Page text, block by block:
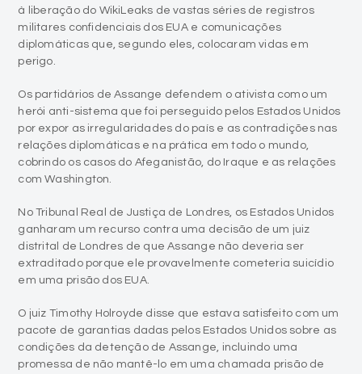
à liberação do WikiLeaks de vastas séries de registros
militares confidenciais dos EUA e comunicações
diplomáticas que, segundo eles, colocaram vidas em
perigo.
Os partidários de Assange defendem o ativista como um
herói anti-sistema que foi perseguido pelos Estados Unidos
por expor as irregularidades do país e as contradições nas
relações diplomáticas e na prática em todo o mundo,
cobrindo os casos do Afeganistão, do Iraque e as relações
com Washington.
No Tribunal Real de Justiça de Londres, os Estados Unidos
ganharam um recurso contra uma decisão de um juiz
distrital de Londres de que Assange não deveria ser
extraditado porque ele provavelmente cometeria suicídio
em uma prisão dos EUA.
O juiz Timothy Holroyde disse que estava satisfeito com um
pacote de garantias dadas pelos Estados Unidos sobre as
condições da detenção de Assange, incluindo uma
promessa de não mantê-lo em uma chamada prisão de